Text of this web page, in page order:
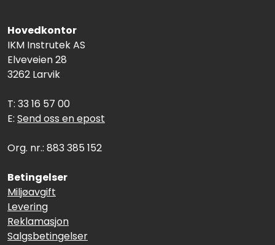
Hovedkontor
IKM Instrutek AS
Elveveien 28
3262 Larvik
T: 33 16 57 00
E: Send oss en epost
Org. nr.: 883 385 152
Betingelser
Miljøavgift
Levering
Reklamasjon
Salgsbetingelser